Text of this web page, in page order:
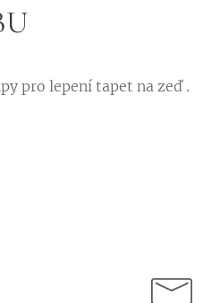
pro lepení tapet na zeď .